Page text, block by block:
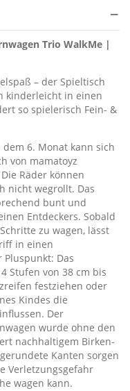
Trio WalkMe |
– der Spieltisch
kinderleicht in einen
so spielerisch Fein- &
6. Monat kann sich
von mamatoyz
Räder können
nicht wegrollt. Das
bunt und
Entdeckers. Sobald
zu wagen, lässt
in einen
Das
Stufen von 38 cm bis
festziehen oder
Kindes die
Der
wurde ohne den
nachhaltigem Birken-
Kanten sorgen
Verletzungsgefahr
wagen kann.